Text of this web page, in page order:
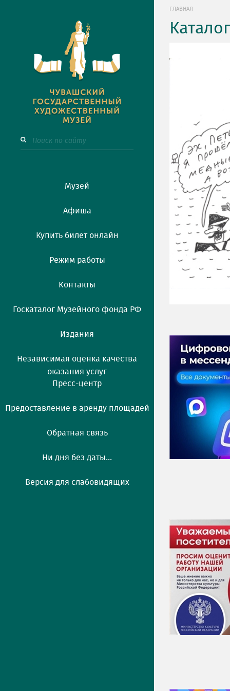
Музей
Афиша
Купить билет онлайн
Режим работы
Контакты
Госкаталог Музейного фонда РФ
Издания
Независимая оценка качества
оказания услуг
Пресс-центр
Предоставление в аренду площадей
Обратная связь
Ни дня без даты...
Версия для слабовидящих
ГЛАВНАЯ